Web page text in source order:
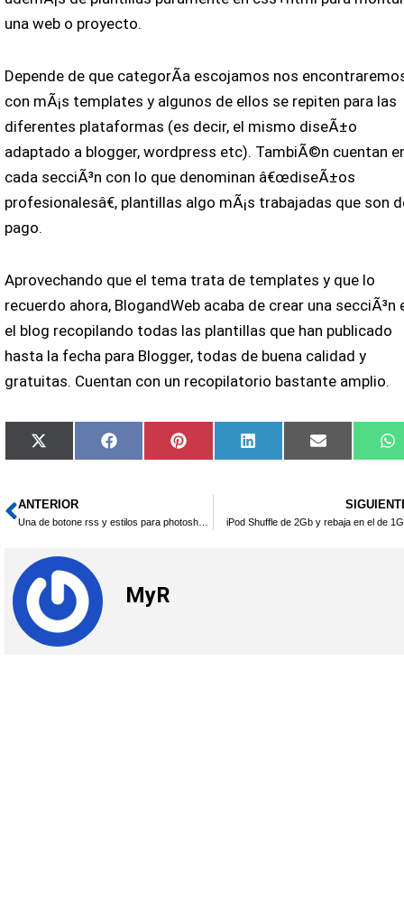
una web o proyecto.
Depende de que categorÃ­a escojamos nos
con mÃ¡s templates y algunos de ellos se repiten para las
diferentes plataformas (es decir, el mismo diseÃ±o
adaptado a blogger, wordpress etc). TambiÃ©n cuentan
cada secciÃ³n con lo que denominan â€œdiseÃ±os
profesionalesâ€, plantillas algo mÃ¡s trabajadas que son
pago.
Aprovechando que el tema trata de templates y que lo
recuerdo ahora, BlogandWeb acaba de crear una secciÃ³n
el blog recopilando todas las plantillas que han publicado
hasta la fecha para Blogger, todas de buena calidad y
gratuitas. Cuentan con un recopilatorio bastante amplio.
Compartir
en
X
(Twitter)
Compartir
en
Facebook Compartir
en
Pinterest Compartir
en
LinkedIn
Compartir
en
Email
Ant
ANTERIOR
Una de botone rss y estilos para photoshop 2.0 iPod Shuffle de 2Gb y rebaja en el de
MyR